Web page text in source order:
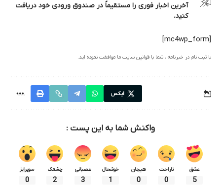
آخرین اخبار فوری را مستقیماً در صندوق ورودی خود دریافت
کنید.
[mc4wp_form]
با ثبت نام در خبرنامه ، شما با قوانین سایت ما موافقت نموده اید.
ایکس
واکنش شما به این پست :
عشق
5
ناراحت
0
هیجان
0
خوشحال
1
عصبانی
3
چشمک
2
سوپرایز
0